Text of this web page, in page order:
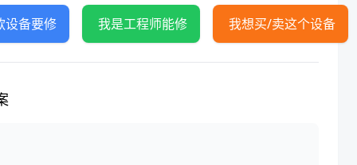
设备要修 我是工程师能修 我想买/卖这个设备